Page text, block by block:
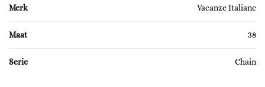
Merk Vacanze Italiane
Maat 38
Serie Chain